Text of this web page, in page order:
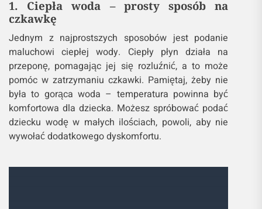
1. Ciepła woda – prosty sposób na
czkawkę
Jednym z najprostszych sposobów jest podanie
maluchowi ciepłej wody. Ciepły płyn działa na
przeponę, pomagając jej się rozluźnić, a to może
pomóc w zatrzymaniu czkawki. Pamiętaj, żeby nie
była to gorąca woda – temperatura powinna być
komfortowa dla dziecka. Możesz spróbować podać
dziecku wodę w małych ilościach, powoli, aby nie
wywołać dodatkowego dyskomfortu.